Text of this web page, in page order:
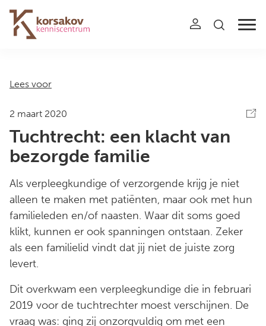
Navigation
Lees voor
2 maart 2020
Tuchtrecht: een klacht van
bezorgde familie
Als verpleegkundige of verzorgende krijg je niet
alleen te maken met patiënten, maar ook met hun
familieleden en/of naasten. Waar dit soms goed
klikt, kunnen er ook spanningen ontstaan. Zeker
als een familielid vindt dat jij niet de juiste zorg
levert.
Dit overkwam een verpleegkundige die in februari
2019 voor de tuchtrechter moest verschijnen. De
vraag was: ging zij onzorgvuldig om met een